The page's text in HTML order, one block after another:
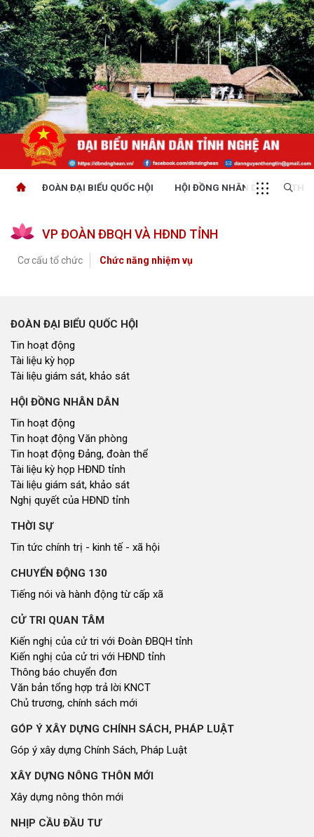
ĐOÀN ĐẠI BIỂU QUỐC HỘI HỘI ĐỒNG NHÂN DÂN
VP ĐOÀN ĐBQH VÀ HĐND TỈNH
Cơ cấu tổ chức Chức năng nhiệm vụ
ĐOÀN ĐẠI BIỂU QUỐC HỘI
Tin hoạt động
Tài liệu kỳ họp
Tài liệu giám sát, khảo sát
HỘI ĐỒNG NHÂN DÂN
Tin hoạt động
Tin hoạt động Văn phòng
Tin hoạt động Đảng, đoàn thể
Tài liệu kỳ họp HĐND tỉnh
Tài liệu giám sát, khảo sát
Nghị quyết của HĐND tỉnh
THỜI SỰ
Tin tức chính trị - kinh tế - xã hội
CHUYỂN ĐỘNG 130
Tiếng nói và hành động từ cấp xã
CỬ TRI QUAN TÂM
Kiến nghị của cử tri với Đoàn ĐBQH tỉnh
Kiến nghị của cử tri với HĐND tỉnh
Thông báo chuyển đơn
Văn bản tổng hợp trả lời KNCT
Chủ trương, chính sách mới
GÓP Ý XÂY DỰNG CHÍNH SÁCH, PHÁP LUẬT
Góp ý xây dựng Chính Sách, Pháp Luật
XÂY DỰNG NÔNG THÔN MỚI
Xây dựng nông thôn mới
NHỊP CẦU ĐẦU TƯ